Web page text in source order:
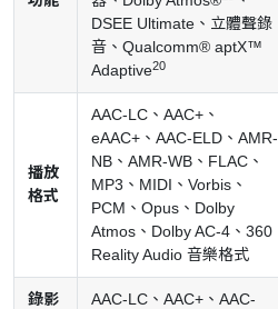
DSEE Ultimate、立體聲錄
音、Qualcomm® aptX™
Adaptive20
播放
格式
AAC-LC、AAC+、
eAAC+、AAC-ELD、AMR-
NB、AMR-WB、FLAC、
MP3、MIDI、Vorbis、
PCM、Opus、Dolby
Atmos、Dolby AC-4、360
Reality Audio 音樂格式
錄影
AAC-LC、AAC+、AAC-